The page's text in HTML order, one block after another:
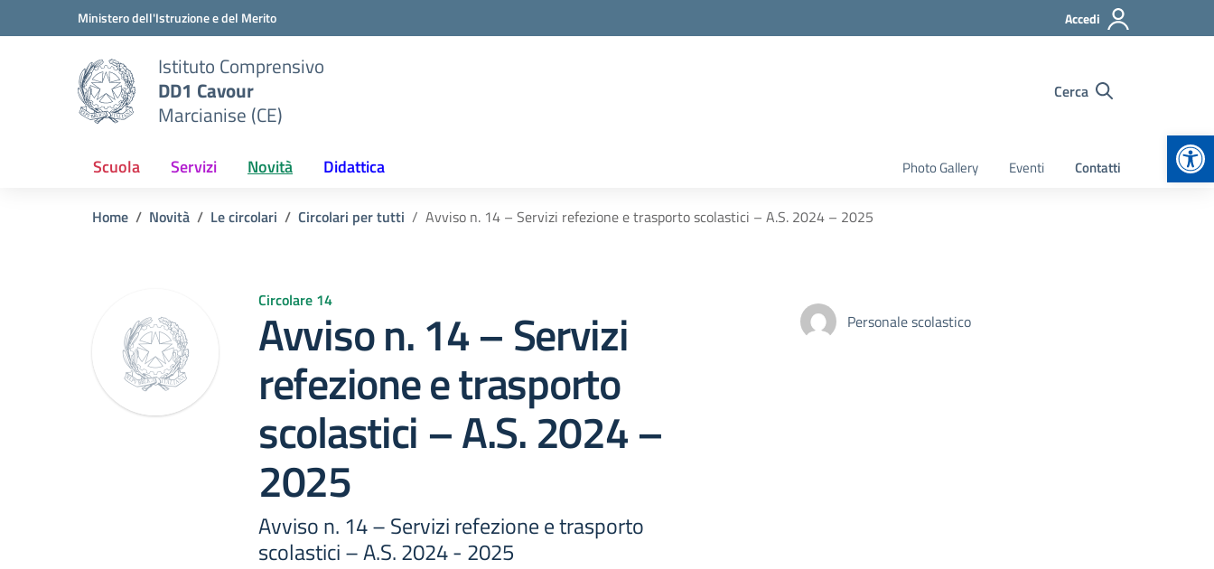
Vai ai contenuti
Vai al menu di navigazioneMinistero dell'Istruzione e del Merito Accedi
Istituto Comprensivo
DD1 Cavour
Marcianise (CE)
Cerca
Scuola Servizi Novità Didattica Photo Gallery Eventi Contatti
Home Novità Le circolari Circolari per tutti Avviso n. 14 – Servizi refezione e trasporto scolastici – A.S. 2024 – 2025
Circolare 14
Avviso n. 14 – Servizi
refezione e trasporto
scolastici – A.S. 2024 –
2025
Avviso n. 14 – Servizi refezione e trasporto
scolastici – A.S. 2024 - 2025
Personale scolastico